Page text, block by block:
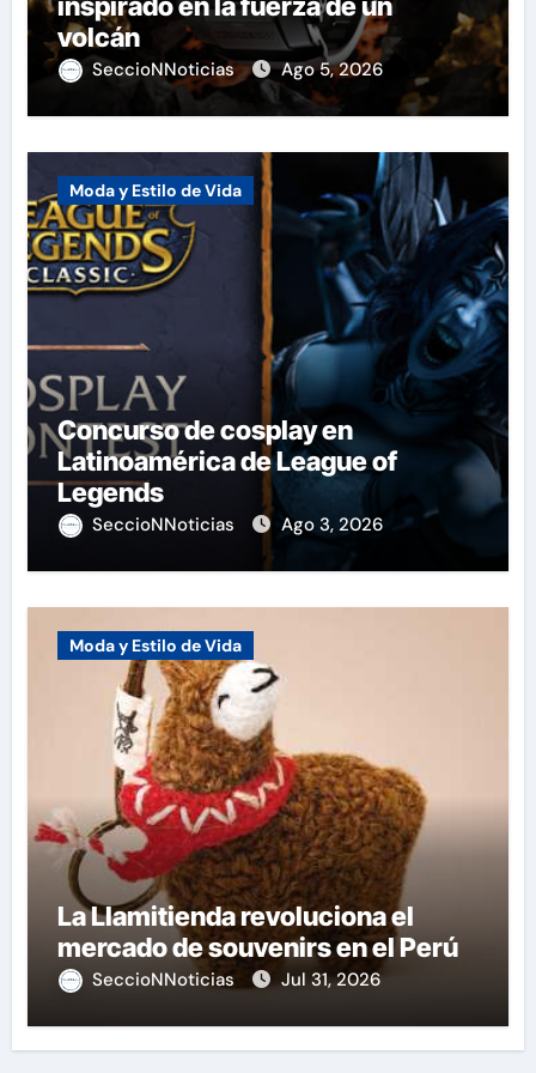
volcán
SeccioNNoticias Ago 5, 2026
Moda y Estilo de Vida
Concurso de cosplay en
Latinoamérica de League of
Legends
SeccioNNoticias Ago 3, 2026
Moda y Estilo de Vida
La Llamitienda revoluciona el
mercado de souvenirs en el Perú
SeccioNNoticias Jul 31, 2026